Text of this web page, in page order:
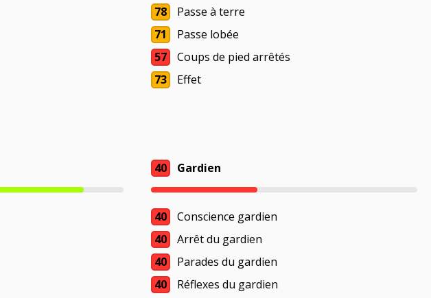
78
Passe à terre
71
Passe lobée
57
Coups de pied arrêtés
73
Effet
40 Gardien
40
Conscience gardien
40
Arrêt du gardien
40
Parades du gardien
40
Réflexes du gardien